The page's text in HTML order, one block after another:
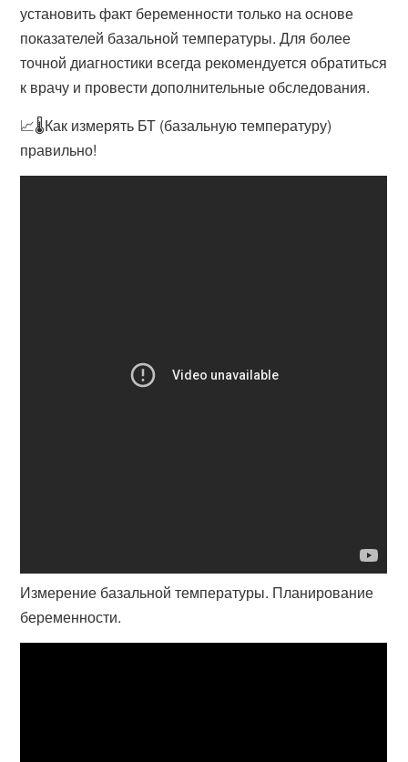
установить факт беременности только на основе
показателей базальной температуры. Для более
точной диагностики всегда рекомендуется обратиться
к врачу и провести дополнительные обследования.
📈🌡️Как измерять БТ (базальную температуру)
правильно!
Измерение базальной температуры. Планирование
беременности.